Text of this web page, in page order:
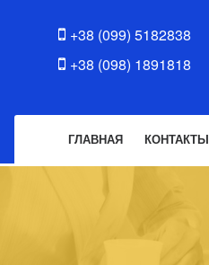
+38 (099) 5182838
+38 (098) 1891818
ГЛАВНАЯ КОНТАКТЫ